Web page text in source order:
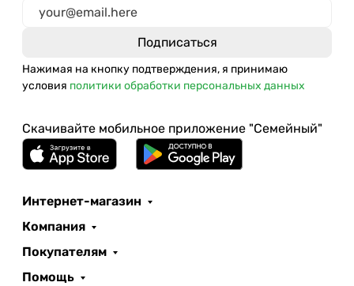
Нажимая на кнопку подтверждения, я принимаю
условия политики обработки персональных данных
Скачивайте мобильное приложение "Семейный"
Интернет-магазин
Компания
Покупателям
Помощь